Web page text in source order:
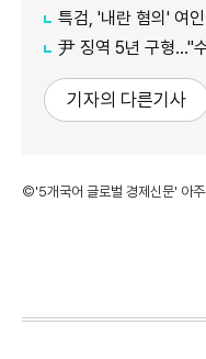
특검, '내란 혐의' 여
尹 징역 5년 구형…"
기자의 다른기사
©'5개국어 글로벌 경제신문' 아주